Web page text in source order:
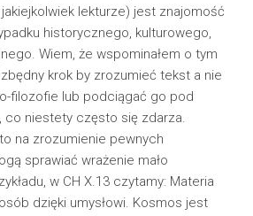
lekturze) jest znajomość
historycznego, kulturowego,
Wiem, że wspominałem o tym
krok by zrozumieć tekst a nie
filozofie lub podciągać go pod
co niestety często się zdarza.
na zrozumienie pewnych
sprawiać wrażenie mało
w CH X.13 czytamy: Materia
dzięki umysłowi. Kosmos jest